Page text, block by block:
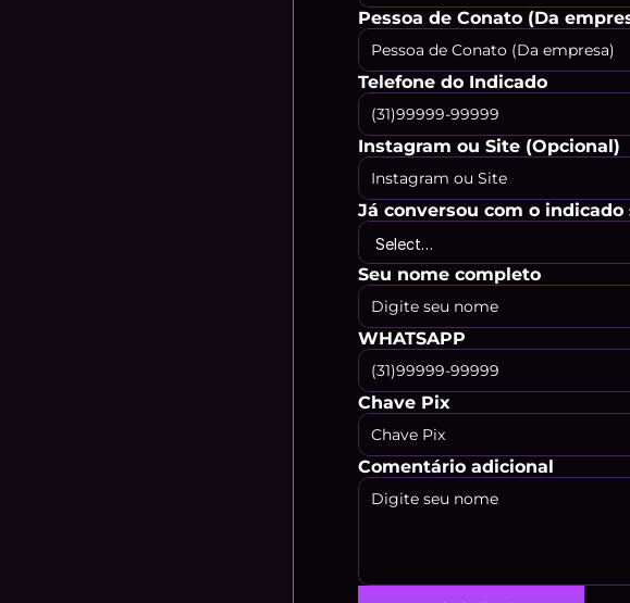
Pessoa de Conato (Da
Telefone do Indicado
Instagram ou Site (Opcional)
Já conversou com o indicado
Seu nome completo
WHATSAPP
Chave Pix
Comentário adicional